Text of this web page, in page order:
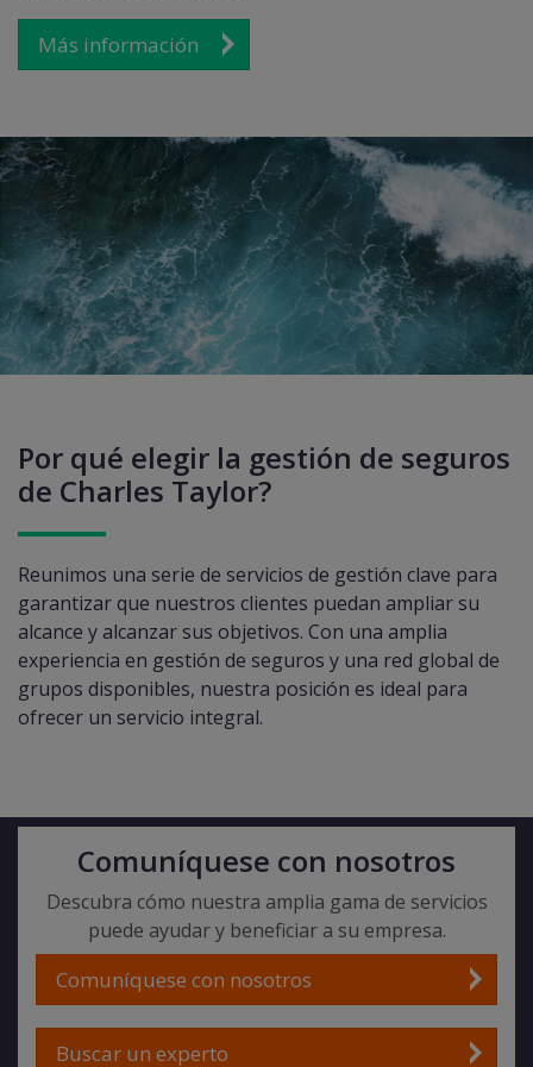
Más información
Por qué elegir la gestión de seguros
de Charles Taylor?
Reunimos una serie de servicios de gestión clave para
garantizar que nuestros clientes puedan ampliar su
alcance y alcanzar sus objetivos. Con una amplia
experiencia en gestión de seguros y una red global de
grupos disponibles, nuestra posición es ideal para
ofrecer un servicio integral.
Comuníquese con nosotros
Descubra cómo nuestra amplia gama de servicios
puede ayudar y beneficiar a su empresa.
Comuníquese con nosotros
Buscar un experto